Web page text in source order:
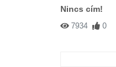
Nincs cím!
7934 0